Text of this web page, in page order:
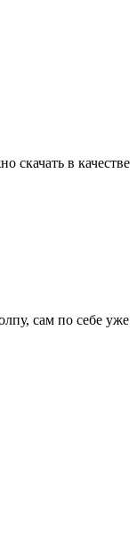
скачать в качестве
сам по себе уже